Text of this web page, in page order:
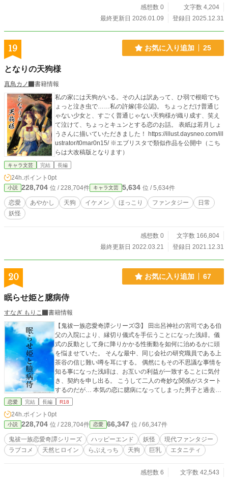
感想数 0
文字数 4,204
最終更新日 2026.01.09
登録日 2025.12.31
19 お気に入り追加 25
となりの天狗様
真鳥カノ
書籍情報
私の家には天狗がいる。その人は訳あって、ひ弱で根暗でち
ょっと泣き虫で……私の許嫁(非公認)。 ちょっとだけ普通じ
ゃない少女と、すごく普通じゃない天狗様が織り成す、笑え
て泣けて、ちょっとキュンとする恋のお話。 表紙は若月しょ
うさんに描いていただきました！ https://illust.daysneo.com/ill
ustrator/t0mar0n15/ ※エブリスタで類似作品を公開中（こち
らは大改稿版となります）
キャラ文芸 完結 長編
24h.ポイント 0pt
小説 228,704 位 / 228,704件 キャラ文芸 5,634 位 / 5,634件
恋愛 あやかし 天狗 イケメン ほっこり ファンタジー
日常
妖怪
感想数 0
文字数 166,804
最終更新日 2022.03.21
登録日 2021.12.31
20 お気に入り追加 67
眠らせ姫と臆病侍
すなぎ もりこ
書籍情報
【鬼祓一族恋愛奇譚シリーズ③】 田出呂神社の宮司である伯
父の入院により、縁切り儀式を手伝うことになった浅緋。儀
式の反動として身に降りかかる性衝動を如何に治めるかに頭
を悩ませていた。 そんな最中、同じ会社の研究職員である上
茶谷の信じ難い噂を耳にする。 偶然にもその不思議な事情を
知る事になった浅緋は、お互いの利益が一致することに気付
き、契約を申し出る。 こうして二人の奇妙な関係がスタート
するのだが… 本気の恋に臆病になってしまった男子と過去に
傷付き自分を偽る女子との一風変わった恋愛物語です！ ※
す。 ※先のシリーズ二作をお読み頂いた方が楽しめます。
恋愛 完結 長編 R18
24h.ポイント 0pt
小説 228,704 位 / 228,704件 恋愛 66,347 位 / 66,347件
鬼祓一族恋愛奇譚シリーズ ハッピーエンド 妖怪
現代ファンタジー
ラブコメ
天然ヒロイン らぶえっち 天狗 巨乳 エタニティ
感想数 6
文字数 42,543